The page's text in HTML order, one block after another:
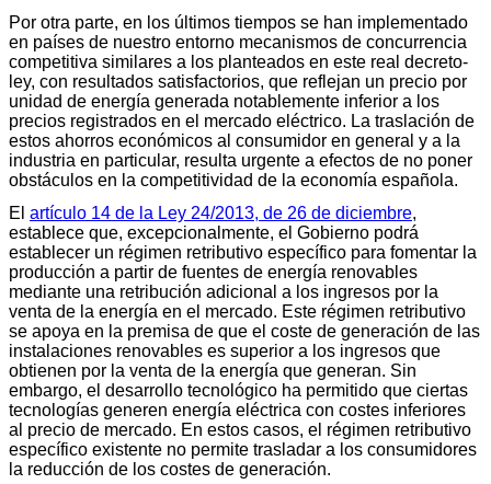
Por otra parte, en los últimos tiempos se han implementado
en países de nuestro entorno mecanismos de concurrencia
competitiva similares a los planteados en este real decreto-
ley, con resultados satisfactorios, que reflejan un precio por
unidad de energía generada notablemente inferior a los
precios registrados en el mercado eléctrico. La traslación de
estos ahorros económicos al consumidor en general y a la
industria en particular, resulta urgente a efectos de no poner
obstáculos en la competitividad de la economía española.
El artículo 14 de la Ley 24/2013, de 26 de diciembre,
establece que, excepcionalmente, el Gobierno podrá
establecer un régimen retributivo específico para fomentar la
producción a partir de fuentes de energía renovables
mediante una retribución adicional a los ingresos por la
venta de la energía en el mercado. Este régimen retributivo
se apoya en la premisa de que el coste de generación de las
instalaciones renovables es superior a los ingresos que
obtienen por la venta de la energía que generan. Sin
embargo, el desarrollo tecnológico ha permitido que ciertas
tecnologías generen energía eléctrica con costes inferiores
al precio de mercado. En estos casos, el régimen retributivo
específico existente no permite trasladar a los consumidores
la reducción de los costes de generación.